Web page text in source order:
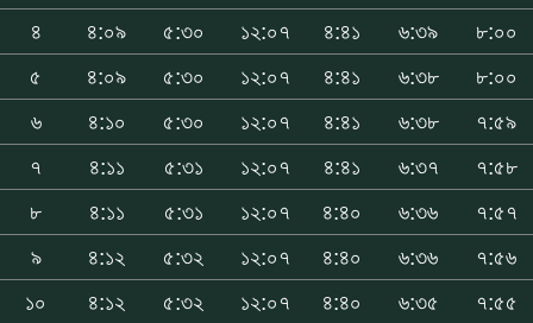
৪
৪:০৯ ৫:৩০ ১২:০৭ ৪:৪১ ৬:৩৯
৮:০০
৫
৪:০৯ ৫:৩০ ১২:০৭ ৪:৪১ ৬:৩৮
৮:০০
৬
৪:১০ ৫:৩০ ১২:০৭ ৪:৪১ ৬:৩৮
৭:৫৯
৭
৪:১১ ৫:৩১ ১২:০৭ ৪:৪১ ৬:৩৭
৭:৫৮
৮
৪:১১ ৫:৩১ ১২:০৭ ৪:৪০ ৬:৩৬
৭:৫৭
৯
৪:১২ ৫:৩২ ১২:০৭ ৪:৪০ ৬:৩৬
৭:৫৬
১০
৪:১২ ৫:৩২ ১২:০৭ ৪:৪০ ৬:৩৫
৭:৫৫